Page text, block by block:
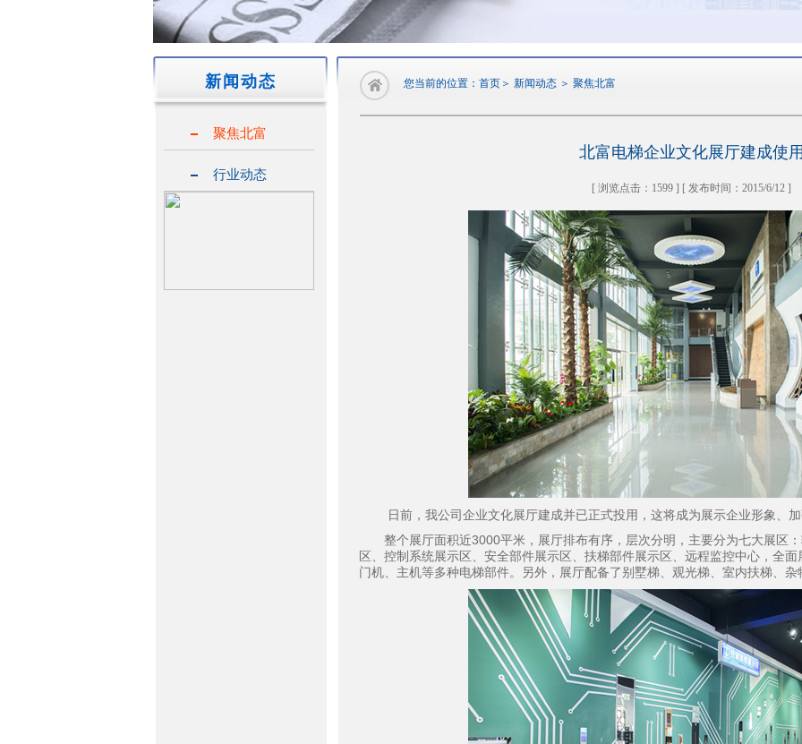
新闻动态
聚焦北富
行业动态
您当前的位置： 首页 ＞ 新闻动态 ＞ 聚焦北富
北富电梯企业文化展厅建成使
[ 浏览点击：1599 ] [ 发布时间：2015/6/12 ]
日前，我公司企业文化展厅建成并已正式投用，这将成为展示企业形象、
整个展厅面积近3000平米，展厅排布有序，层次分明，主要分为七大展区
区、控制系统展示区、安全部件展示区、扶梯部件展示区、远程监控中心，全
门机、主机等多种电梯部件。另外，展厅配备了别墅梯、观光梯、室内扶梯、